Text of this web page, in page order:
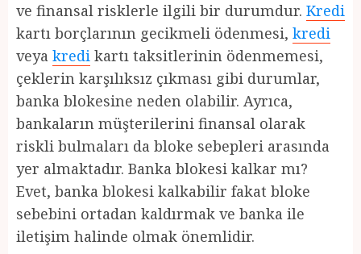
ve finansal risklerle ilgili bir durumdur. Kredi
kartı borçlarının gecikmeli ödenmesi, kredi
veya kredi kartı taksitlerinin ödenmemesi,
çeklerin karşılıksız çıkması gibi durumlar,
banka blokesine neden olabilir. Ayrıca,
bankaların müşterilerini finansal olarak
riskli bulmaları da bloke sebepleri arasında
yer almaktadır. Banka blokesi kalkar mı?
Evet, banka blokesi kalkabilir fakat bloke
sebebini ortadan kaldırmak ve banka ile
iletişim halinde olmak önemlidir.